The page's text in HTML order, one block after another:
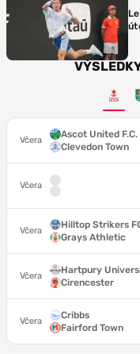
Včera
Ascot United F.C.
Clevedon Town
Včera
Včera
Hilltop Strikers
Grays Athletic
Včera
Hartpury
Cirencester
Včera
Cribbs
Fairford Town